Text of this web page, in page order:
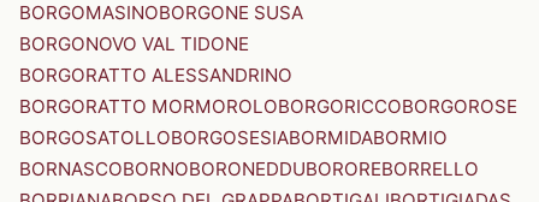
BORGOMASINOBORGONE SUSA
BORGONOVO VAL TIDONE
BORGORATTO ALESSANDRINO
BORGORATTO MORMOROLOBORGORICCOBORGOROSE
BORGOSATOLLOBORGOSESIABORMIDABORMIO
BORNASCOBORNOBORONEDDUBOROREBORRELLO